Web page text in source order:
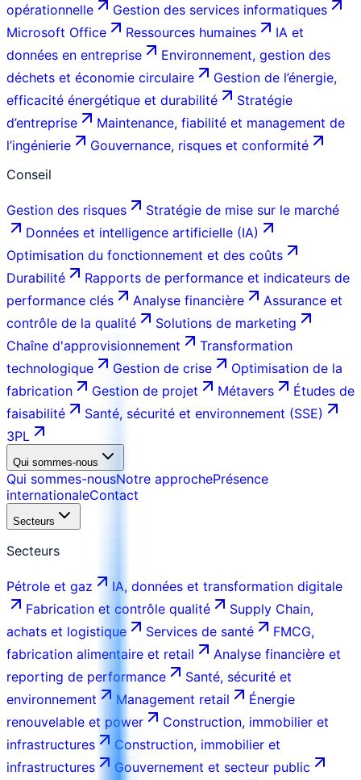
opérationnelle
Gestion des services informatiques
Microsoft Office
Ressources humaines
IA et
données en entreprise
Environnement, gestion des
déchets et économie circulaire
Gestion de l’énergie,
efficacité énergétique et durabilité
Stratégie
d’entreprise
Maintenance, fiabilité et management de
l’ingénierie
Gouvernance, risques et conformité
Conseil
Gestion des risques
Stratégie de mise sur le marché
Données et intelligence artificielle (IA)
Optimisation du fonctionnement et des coûts
Durabilité
Rapports de performance et indicateurs de
performance clés
Analyse financière
Assurance et
contrôle de la qualité
Solutions de marketing
Chaîne d'approvisionnement
Transformation
technologique
Gestion de crise
Optimisation de la
fabrication
Gestion de projet Métavers
Études de
faisabilité
Santé, sécurité et environnement (SSE)
3PL
Qui sommes-nous
Qui sommes-nousNotre approchePrésence
internationaleContact
Secteurs
Secteurs
Pétrole et gaz
IA, données et transformation digitale
Fabrication et contrôle qualité
Supply Chain,
achats et logistique
Services de santé
FMCG,
fabrication alimentaire et retail
Analyse financière et
reporting de performance
Santé, sécurité et
environnement
Management retail
Énergie
renouvelable et power
Construction, immobilier et
infrastructures
Construction, immobilier et
infrastructures
Gouvernement et secteur public